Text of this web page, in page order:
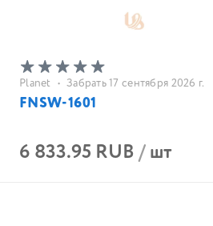
Planet • Забрать 17 сентября 2026 г.
FNSW-1601
6 833.95 RUB/шт